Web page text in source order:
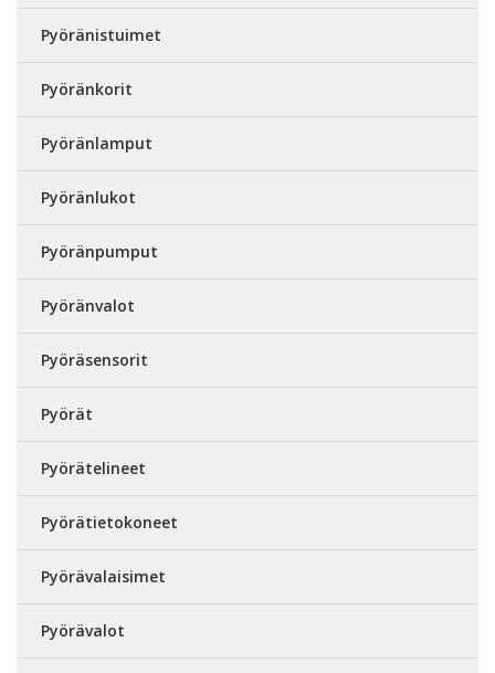
Pyöränistuimet
Pyöränkorit
Pyöränlamput
Pyöränlukot
Pyöränpumput
Pyöränvalot
Pyöräsensorit
Pyörät
Pyörätelineet
Pyörätietokoneet
Pyörävalaisimet
Pyörävalot